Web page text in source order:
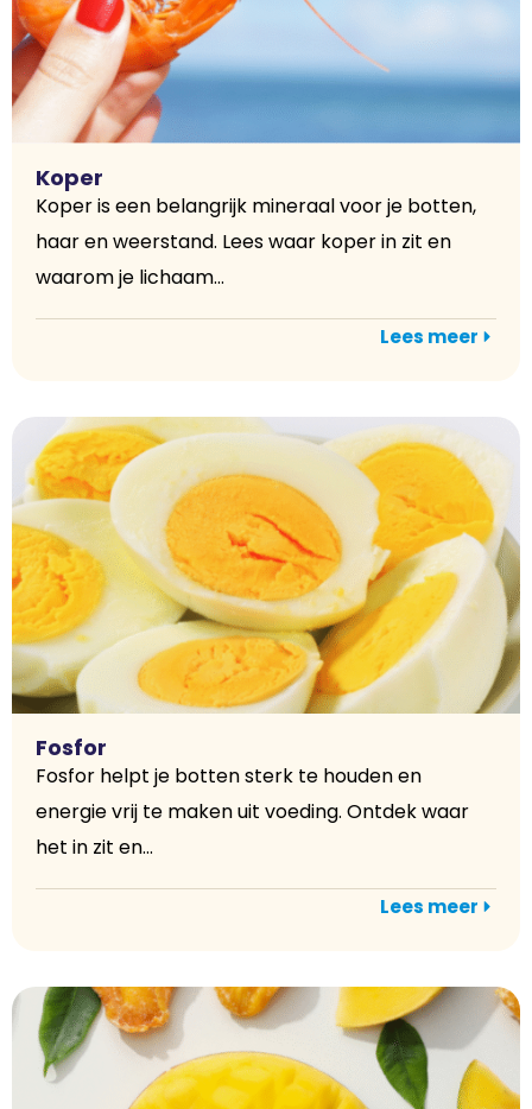
Koper
Koper is een belangrijk mineraal voor je botten,
haar en weerstand. Lees waar koper in zit en
waarom je lichaam...
Lees meer
Fosfor
Fosfor helpt je botten sterk te houden en
energie vrij te maken uit voeding. Ontdek waar
het in zit en...
Lees meer